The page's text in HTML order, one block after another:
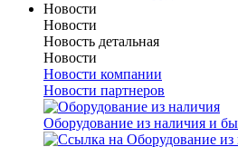
Новости
Новости
Новость детальная
Новости
Новости компании
Новости партнеров
Оборудование из наличия и